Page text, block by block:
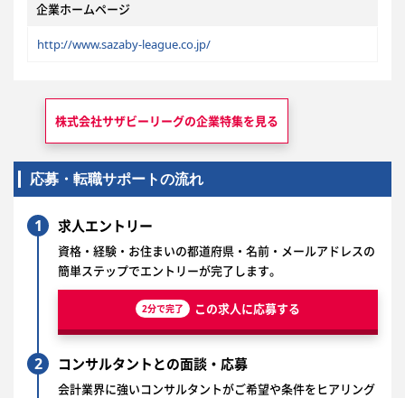
企業ホームページ
http://www.sazaby-league.co.jp/
株式会社サザビーリーグの企業特集を見る
応募・転職サポートの流れ
1 求人エントリー
資格・経験・お住まいの都道府県・名前・メールアドレスの
簡単ステップでエントリーが完了します。
2分で完了 この求人に応募する
2 コンサルタントとの面談・応募
会計業界に強いコンサルタントがご希望や条件をヒアリング